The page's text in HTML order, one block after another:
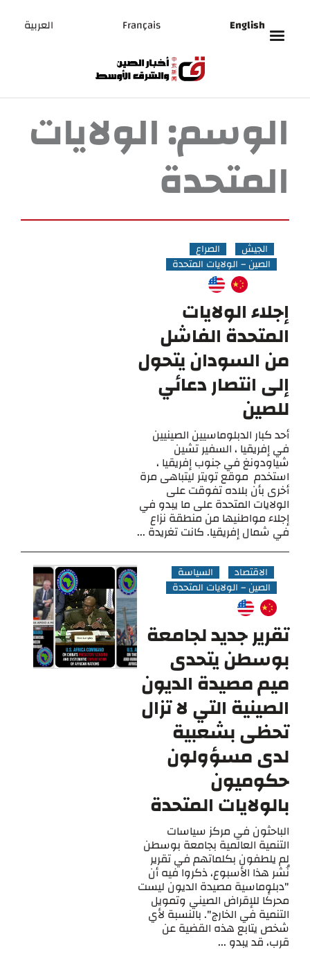
English
Français العربية
الوسم:الولايات
المتحدة
الجيش
الصراع
الصين – الولايات المتحدة
إجلاء الولايات
المتحدة الفاشل
من السودان يتحول
إلى انتصار دعائي
للصين
أحد كبار الدبلوماسيين الصينيين
في إفريقيا ، السفير تشين
شياودونغ في جنوب إفريقيا ،
استخدم موقع تويتر ليتباهى مرة
أخرى بأن بلاده تفوقت على
الولايات المتحدة على ما يبدو في
إجلاء مواطنيها من منطقة نزاع
في شمال إفريقيا. كانت تغريدة ...
الاقتصاد
السياسة
الصين – الولايات المتحدة
تقرير جديد لجامعة
بوسطن يتحدى
ميم مصيدة الديون
الصينية التي لا تزال
تحظى بشعبية
لدى مسؤولون
حكوميون
بالولايات المتحدة
الباحثون في مركز سياسات
التنمية العالمية بجامعة بوسطن
لم يلطفون بكلماتهم في تقرير
نُشر هذا الأسبوع، ذكروا فيه أن
"دبلوماسية مصيدة الديون ليست
محركًا للإقراض الصيني وتمويل
التنمية في الخارج". بالنسبة لأي
شخص يتابع هذه القضية عن
قرب، قد يبدو ...